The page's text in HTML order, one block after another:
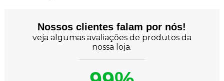
Nossos clientes falam por nós!
veja algumas avaliações de produtos da
nossa loja.